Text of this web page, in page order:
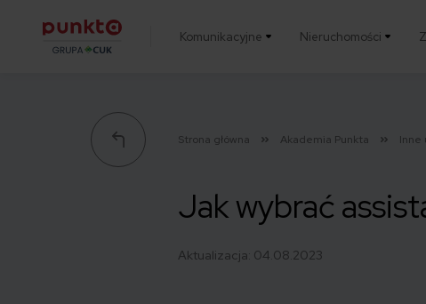
Komunikacyjne Nieruchomości
Strona główna Akademia Punkta Inne
Jak wybrać
Aktualizacja: 04.08.2023